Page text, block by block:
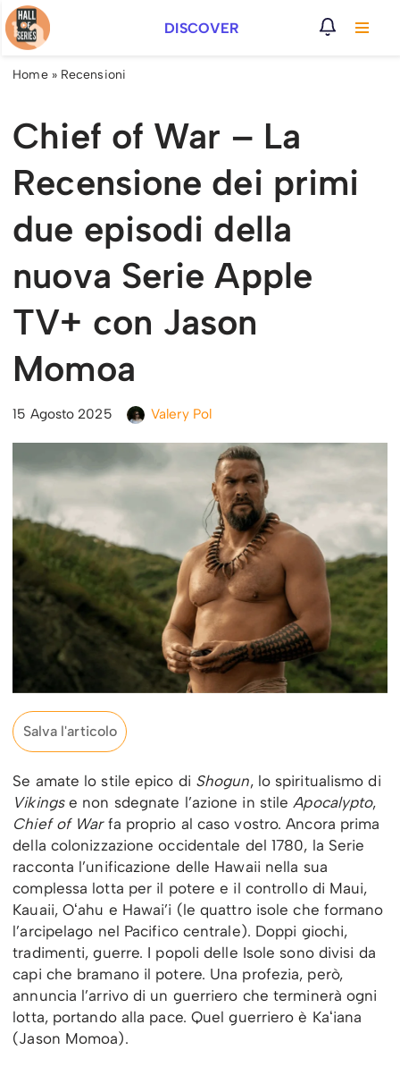
Vai
al
DISCOVER
Home» Recensioni
Chief of War – La
Recensione dei primi
due episodi della
nuova Serie Apple
TV+ con Jason
Momoa
15 Agosto 2025 Valery Pol
Salva l'articolo
Se amate lo stile epico di Shogun, lo spiritualismo di
Vikingse non sdegnate l’azione in stileApocalypto,
Chief of Warfa proprio al caso vostro. Ancora prima
della colonizzazione occidentale del 1780, la Serie
racconta l’unificazione delle Hawaii nella sua
complessa lotta per il potere e il controllo di Maui,
Kauaii, Oʻahu e Hawai’i (le quattro isole che formano
l’arcipelago nel Pacifico centrale). Doppi giochi,
tradimenti, guerre. I popoli delle Isole sono divisi da
capi che bramano il potere. Una profezia, però,
annuncia l’arrivo di un guerriero che terminerà ogni
lotta, portando alla pace. Quel guerriero è Kaʻiana
(Jason Momoa).